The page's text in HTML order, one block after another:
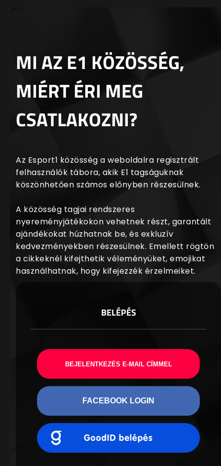
MI AZ E1 KÖZÖSSÉG,
MIÉRT ÉRI MEG
CSATLAKOZNI?
Az Esport1 közösség a weboldalra regisztrált
felhasználók tábora, akik E1 tagságuknak
köszönhetően számos előnyben részesülnek.
A közösség tagjai rendszeres
nyereményjátékokon vehetnek részt, garantált
ajándékokat húzhatnak be, és exkluzív
kedvezményekben részesülnek. Emellett rögtön
a cikkeknél kifejthetik véleményüket, emojikat
használhatnak, hogy kifejezzék érzelmeiket.
BELÉPÉS
BEJELENTKEZÉS E-MAIL CÍMMEL
FACEBOOK LOGIN